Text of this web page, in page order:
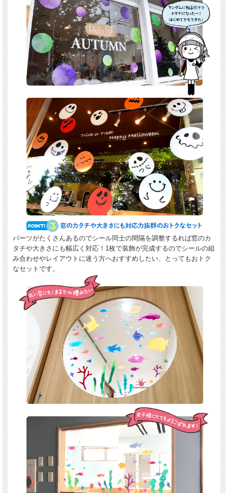
パーツがたくさんあるのでシール同士の間隔を調整するれば窓のカ
タチや大きさにも幅広く対応！1枚で装飾が完成するのでシールの組
み合わせやレイアウトに迷う方へおすすめしたい、とってもおトク
なセットです。